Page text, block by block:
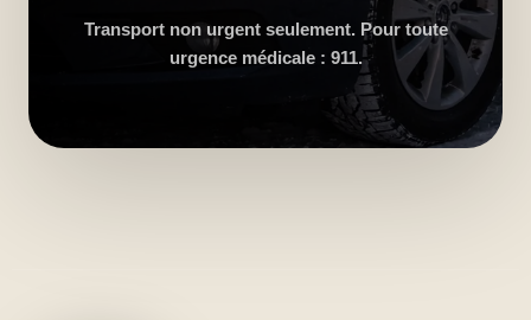
Transport non urgent seulement. Pour toute
urgence médicale : 911.